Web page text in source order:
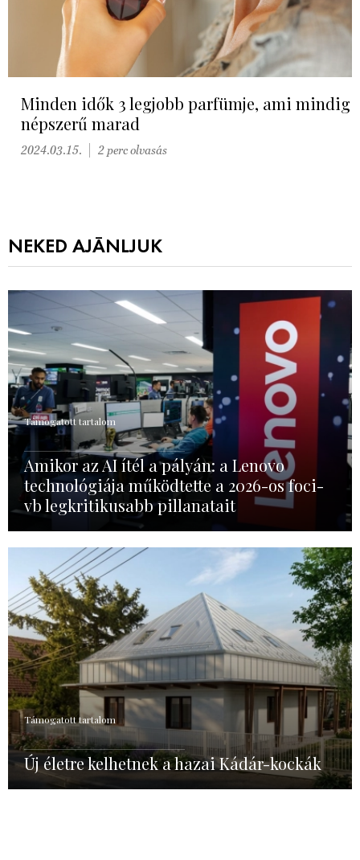
Minden idők 3 legjobb parfümje, ami mindig
népszerű marad
2024.03.15. 2 perc olvasás
NEKED AJÁNLJUK
Támogatott tartalom
Amikor az AI ítél a pályán: a Lenovo
technológiája működtette a 2026-os foci-
vb legkritikusabb pillanatait
Támogatott tartalom
Új életre kelhetnek a hazai Kádár-kockák